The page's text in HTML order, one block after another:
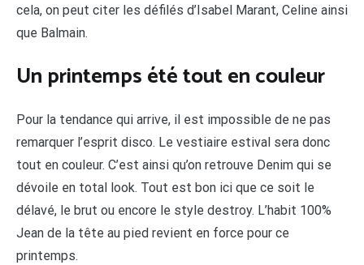
cela, on peut citer les défilés d’Isabel Marant, Celine ainsi
que Balmain.
Un printemps été tout en couleur
Pour la tendance qui arrive, il est impossible de ne pas
remarquer l’esprit disco. Le vestiaire estival sera donc
tout en couleur. C’est ainsi qu’on retrouve Denim qui se
dévoile en total look. Tout est bon ici que ce soit le
délavé, le brut ou encore le style destroy. L’habit 100%
Jean de la tête au pied revient en force pour ce
printemps.